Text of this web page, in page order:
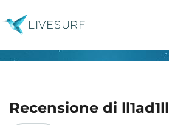
LIVESURF
Recensione di ll1ad1ll